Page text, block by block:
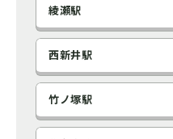
綾瀬駅
西新井駅
竹ノ塚駅